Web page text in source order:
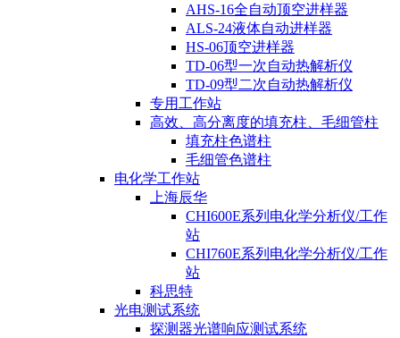
AHS-16全自动顶空进样器
ALS-24液体自动进样器
HS-06顶空进样器
TD-06型一次自动热解析仪
TD-09型二次自动热解析仪
专用工作站
高效、高分离度的填充柱、毛细管柱
填充柱色谱柱
毛细管色谱柱
电化学工作站
上海辰华
CHI600E系列电化学分析仪/工作
站
CHI760E系列电化学分析仪/工作
站
科思特
光电测试系统
探测器光谱响应测试系统